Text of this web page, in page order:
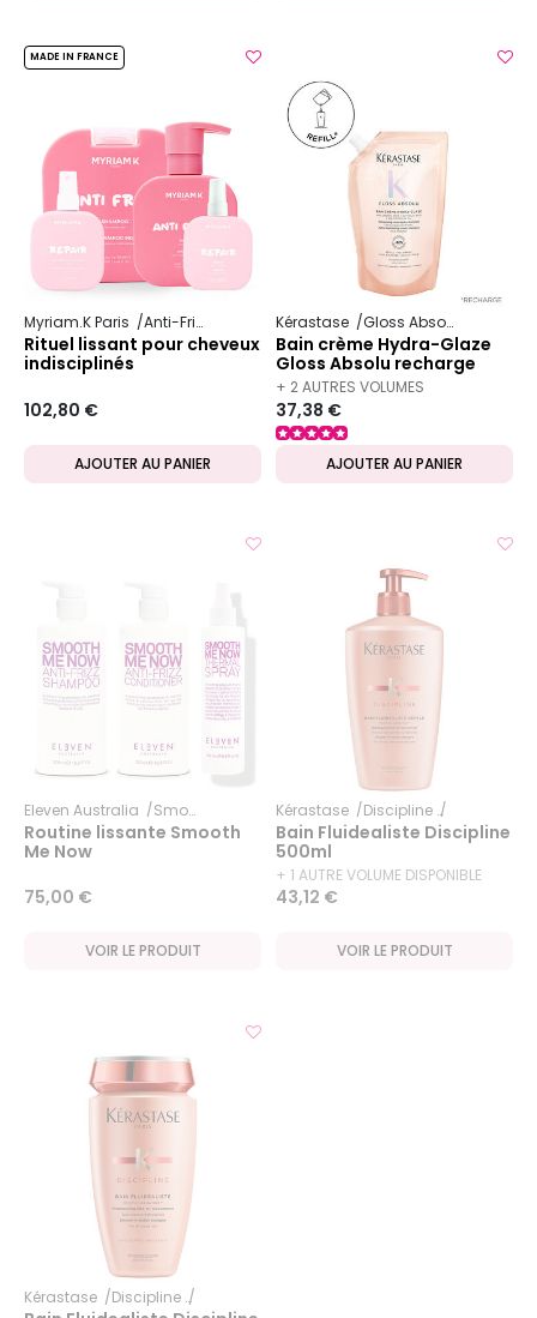
MADE IN FRANCE
Myriam.K Paris Anti-Frizz
Rituel lissant pour cheveux
indisciplinés
102,80 €
AJOUTER AU PANIER
Kérastase Gloss Absolu
Bain crème Hydra-Glaze
Gloss Absolu recharge
500 ml
+ 2 AUTRES VOLUMES
DISPONIBLES
37,38 €
AJOUTER AU PANIER
Eleven Australia Smooth Me Now
Routine lissante Smooth
Me Now
75,00 €
VOIR LE PRODUIT
Kérastase Discipline
Bain Fluidealiste Discipline
500ml
+ 1 AUTRE VOLUME DISPONIBLE
43,12 €
VOIR LE PRODUIT
Kérastase Discipline